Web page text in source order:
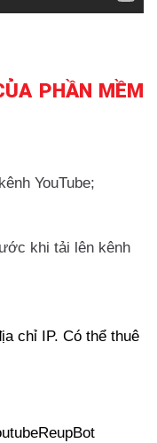
PHẦN MỀM
YouTube;
khi tải lên kênh
chỉ IP. Có thể thuê